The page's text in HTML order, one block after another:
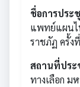
ชื่อการประ
แพทย์แผนไ
ราชภัฏ ครั้ง
สถานที่ประ
ทางเลือก ม